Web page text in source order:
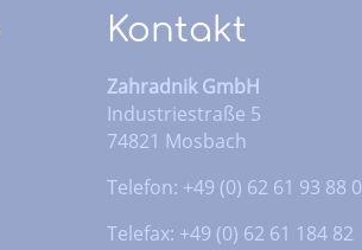
Kontakt
Zahradnik GmbH
Industriestraße 5
74821 Mosbach
Telefon: +49 (0) 62 61 93 88 0
Telefax: +49 (0) 62 61 184 82